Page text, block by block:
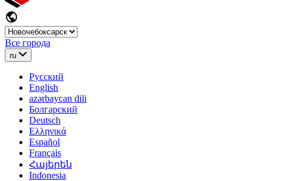
Все города
ru
Русский
English
azərbaycan dili
Болгарский
Deutsch
Ελληνικά
Español
Français
Հայերեն
Indonesia